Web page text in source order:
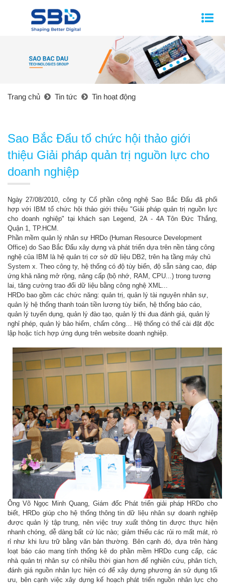
Trang chủ Tin tức Tin hoạt động
Sao Bắc Đẩu tổ chức hội thảo giới
thiệu Giải pháp quản trị nguồn lực cho
doanh nghiệp
Ngày 27/08/2010, công ty Cổ phần công nghệ Sao Bắc Đẩu đã phối
hợp với IBM tổ chức hội thảo giới thiệu "Giải pháp quản trị nguồn lực
cho doanh nghiệp" tại khách sạn Legend, 2A - 4A Tôn Đức Thắng,
Quận 1, TP.HCM.
Phần mềm quản lý nhân sự HRDo (Human Resource Development
Office) do Sao Bắc Đẩu xây dựng và phát triển dựa trên nền tảng công
nghệ của IBM là hệ quản trị cơ sở dữ liệu DB2, trên hạ tầng máy chủ
System x. Theo công ty, hệ thống có độ tùy biến, độ sẵn sàng cao, đáp
ứng khả năng mở rộng, nâng cấp (bộ nhớ, RAM, CPU...) trong tương
lai, tăng cường trao đổi dữ liệu bằng công nghệ XML...
HRDo bao gồm các chức năng: quản trị, quản lý tài nguyên nhân sự,
quản lý hệ thống thanh toán tiền lương tùy biến, hệ thống báo cáo,
quản lý tuyển dụng, quản lý đào tạo, quản lý thi đua đánh giá, quản lý
nghỉ phép, quản lý bảo hiểm, chấm công… Hệ thống có thể cài đặt độc
lập hoặc tích hợp ứng dụng trên website doanh nghiệp.
Ông Võ Ngọc Minh Quang, Giám đốc Phát triển giải pháp HRDo cho
biết, HRDo giúp cho hệ thống thông tin dữ liệu nhân sự doanh nghiệp
được quản lý tập trung, nên việc truy xuất thông tin được thực hiện
nhanh chóng, dễ dàng bất cứ lúc nào; giảm thiểu các rủi ro mất mát, rò
rỉ như khi lưu trữ bằng văn bản thường. Bên cạnh đó, dựa trên hàng
loạt báo cáo mang tính thống kê do phần mềm HRDo cung cấp, các
nhà quản trị nhân sự có nhiều thời gian hơn để nghiên cứu, phân tích,
đánh giá nguồn nhân lực hiện có để xây dựng phương án sử dụng tối
ưu, bên cạnh việc xây dựng kế hoạch phát triển nguồn nhân lực cho